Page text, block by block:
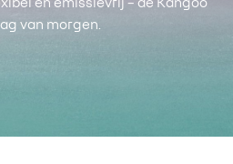
van morgen.